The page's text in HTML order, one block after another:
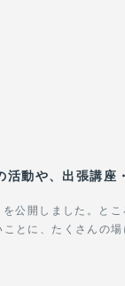
公開しました。とこ
とに、たくさんの